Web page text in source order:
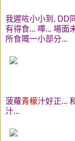
我遲咗小小到, DD
有得食... 嘩... 場面
所食嘅一小部分...
菠蘿青檬汁好正...
汁...